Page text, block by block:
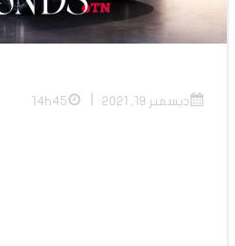
ديسمبر 19, 2021 14h45